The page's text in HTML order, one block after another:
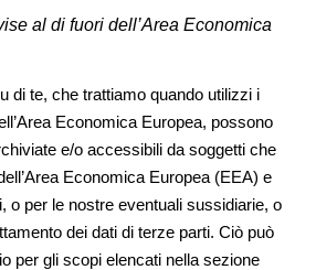
al di fuori dell’Area Economica
di te, che trattiamo quando utilizzi i
Economica Europea, possono
e/o accessibili da soggetti che
Economica Europea (EEA) e
o per le nostre eventuali sussidiarie, o
dei dati di terze parti. Ciò può
per gli scopi elencati nella sezione